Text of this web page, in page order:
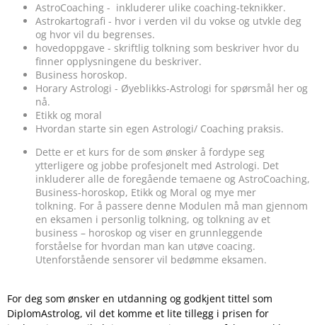
AstroCoaching - inkluderer ulike coaching-teknikker.
Astrokartografi - hvor i verden vil du vokse og utvkle deg
og hvor vil du begrenses.
hovedoppgave - skriftlig tolkning som beskriver hvor du
finner opplysningene du beskriver.
Business horoskop.
Horary Astrologi - Øyeblikks-Astrologi for spørsmål her og
nå.
Etikk og moral
Hvordan starte sin egen Astrologi/ Coaching praksis.
Dette er et kurs for de som ønsker å fordype seg
ytterligere og jobbe profesjonelt med Astrologi. Det
inkluderer alle de foregående temaene og AstroCoaching,
Business-horoskop, Etikk og Moral og mye mer
tolkning. For å passere denne Modulen må man gjennom
en eksamen i personlig tolkning, og tolkning av et
business – horoskop og viser en grunnleggende
forståelse for hvordan man kan utøve coacing.
Utenforstående sensorer vil bedømme eksamen.
For deg som ønsker en utdanning og godkjent tittel som
DiplomAstrolog, vil det komme et lite tillegg i prisen for